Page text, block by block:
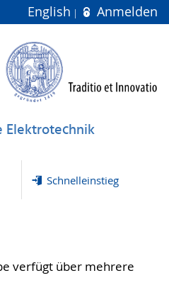
English Anmelden
Schnelleinstieg
verfügt über mehrere